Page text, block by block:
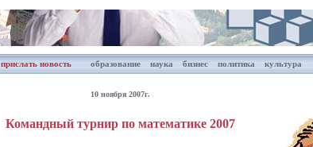
прислать новость образование наука бизнес политика культура
10 ноября 2007г.
Командный турнир по математике 2007